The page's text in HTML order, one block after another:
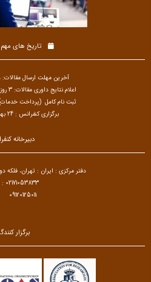
تاریخ های
آخرین مهلت ارسال مقالات: 19 بهمن ماه 1404
اعلام نتایج داوری مقالات: 3 روز پس از ارسال مقاله
ثبت نام کامل (پرداخت خدمات): 20 بهمن ماه
برگزاری کنفرانس : 24 بهمن ماه 1404
دبیرخانه
دفتر مرکزی : ایران : تهران، فلکه
02171053833
09120125011
برگزار